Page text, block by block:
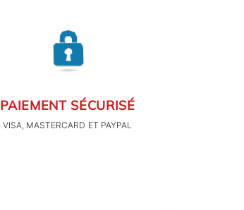
PAIEMENT SÉCURISÉ
VISA, MASTERCARD ET PAYPAL